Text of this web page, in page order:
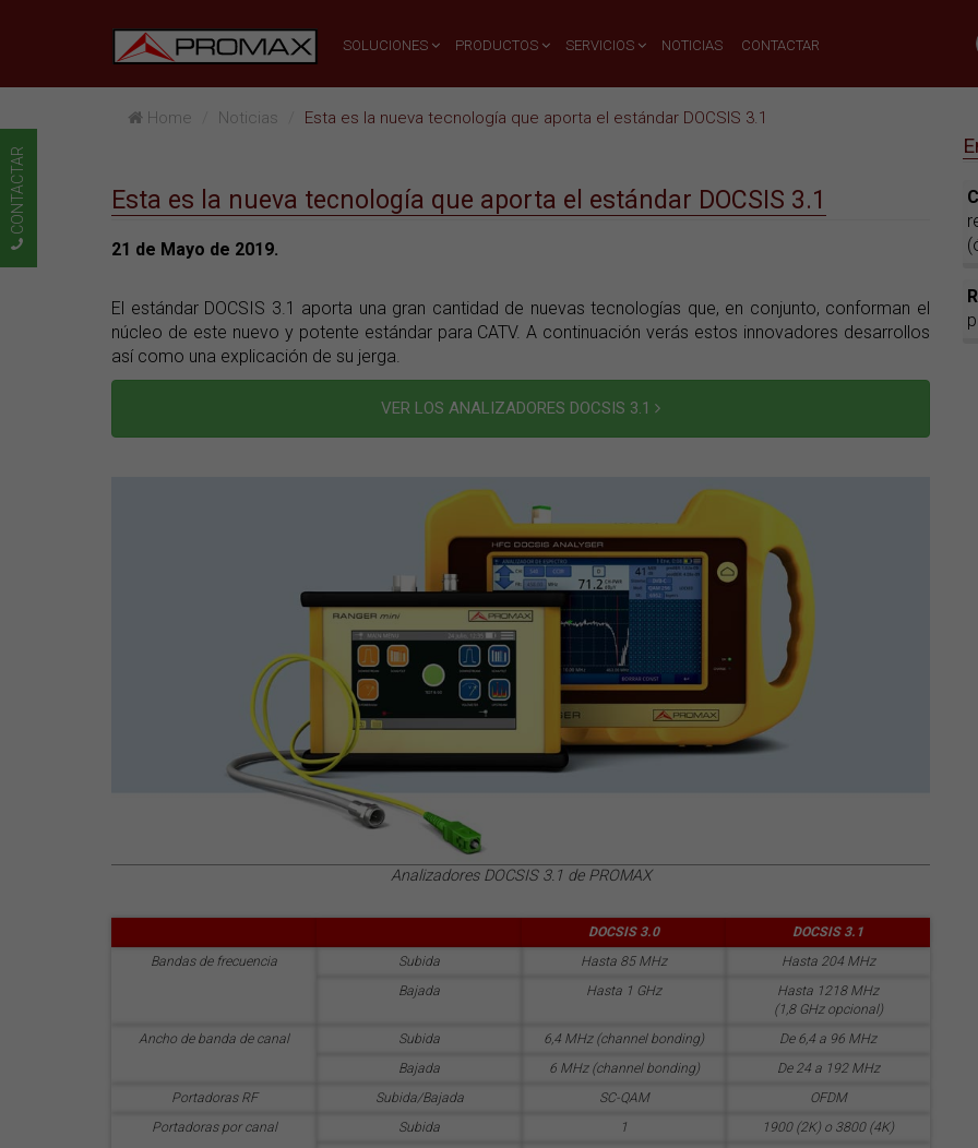
SOLUCIONES PRODUCTOS SERVICIOS NOTICIAS CONTACTAR
Home Noticias Esta es la nueva tecnología que aporta el estándar DOCSIS 3.1
Esta es la nueva tecnología que aporta el estándar DOCSIS 3.1
21 de Mayo de 2019.
El estándar DOCSIS 3.1 aporta una gran cantidad de nuevas tecnologías que, en conjunto, conforman el
núcleo de este nuevo y potente estándar para CATV. A continuación verás estos innovadores desarrollos
así como una explicación de su jerga.
VER LOS ANALIZADORES DOCSIS 3.1
Analizadores DOCSIS 3.1 de PROMAX
DOCSIS 3.0
DOCSIS 3.1
Bandas de frecuencia
Subida Hasta 85 MHz
Hasta 204 MHz
Bajada
Hasta 1 GHz
Hasta 1218 MHz
(1,8 GHz opcional)
Ancho de banda de canal
Subida 6,4 MHz (channel bonding)
De 6,4 a 96 MHz
Bajada
6 MHz (channel bonding)
De 24 a 192 MHz
Portadoras RF
Subida/Bajada SC-QAM
OFDM
Portadoras por canal
Subida 1
1900 (2K) o 3800 (4K)
CONTACTAR